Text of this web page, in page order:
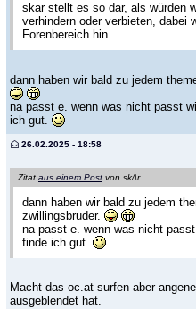
skar stellt es so dar, als würden
verhindern oder verbieten, dabei
Forenbereich hin.
dann haben wir bald zu jedem
na passt e. wenn was nicht passt
ich gut.
26.02.2025 - 18:58
Zitat aus einem Post von sk/\r
dann haben wir bald zu jedem
zwillingsbruder.
na passt e. wenn was nicht
finde ich gut.
Macht das oc.at surfen aber
ausgeblendet hat.